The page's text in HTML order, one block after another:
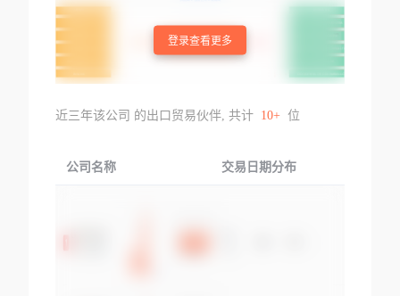
登录查看更多
近三年该公司 的出口贸易伙伴, 共计 10+ 位
公司名称 交易日期分布